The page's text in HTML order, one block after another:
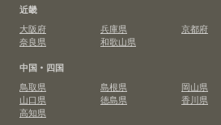
近畿
大阪府
兵庫県 京都府
奈良県
和歌山県
中国・四国
鳥取県
島根県 岡山県
山口県
徳島県 香川県
高知県